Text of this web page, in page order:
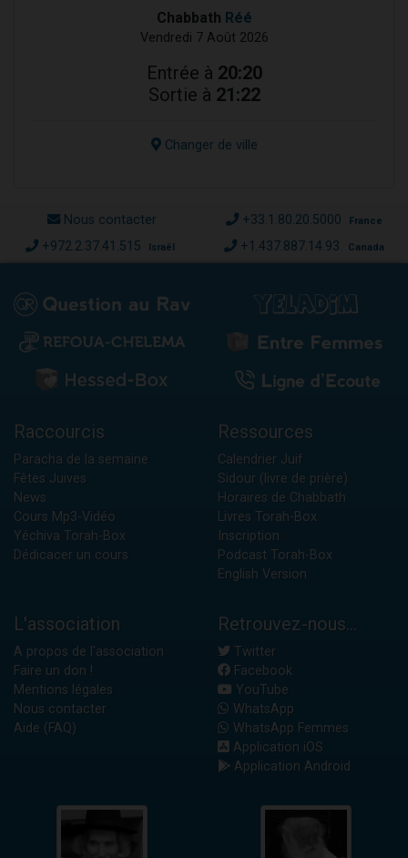
Chabbath Réé
Vendredi 7 Août 2026
Entrée à 20:20
Sortie à 21:22
Changer de ville
Nous contacter +33.1.80.20.5000 France
+972.2.37.41.515 Israël +1.437.887.14.93 Canada
Raccourcis
Paracha de la semaine
Fêtes Juives
News
Cours Mp3-Vidéo
Yéchiva Torah-Box
Dédicacer un cours
Ressources
Calendrier Juif
Sidour (livre de prière)
Horaires de Chabbath
Livres Torah-Box
Inscription
Podcast Torah-Box
English Version
L'association
A propos de l'association
Faire un don !
Mentions légales
Nous contacter
Aide (FAQ)
Retrouvez-nous...
Twitter
Facebook
YouTube
WhatsApp
WhatsApp Femmes
Application iOS
Application Android